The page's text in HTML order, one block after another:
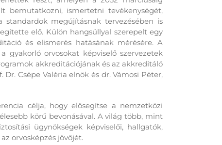
bemutatkozni, ismertetni tevékenységét,
megújításnak tervezésében is
elő. Külön hangsúllyal szerepelt egy
és elismerés hatásának mérésére. A
a gyakorló orvosokat képviselő szervezetek
akkreditációjának és az akkreditáló
Csépe Valéria elnök és dr. Vámosi Péter,
célja, hogy elősegítse a nemzetközi
körű bevonásával. A világ több, mint
ügynökségek képviselői, hallgatók,
orvosképzés jövőjét.